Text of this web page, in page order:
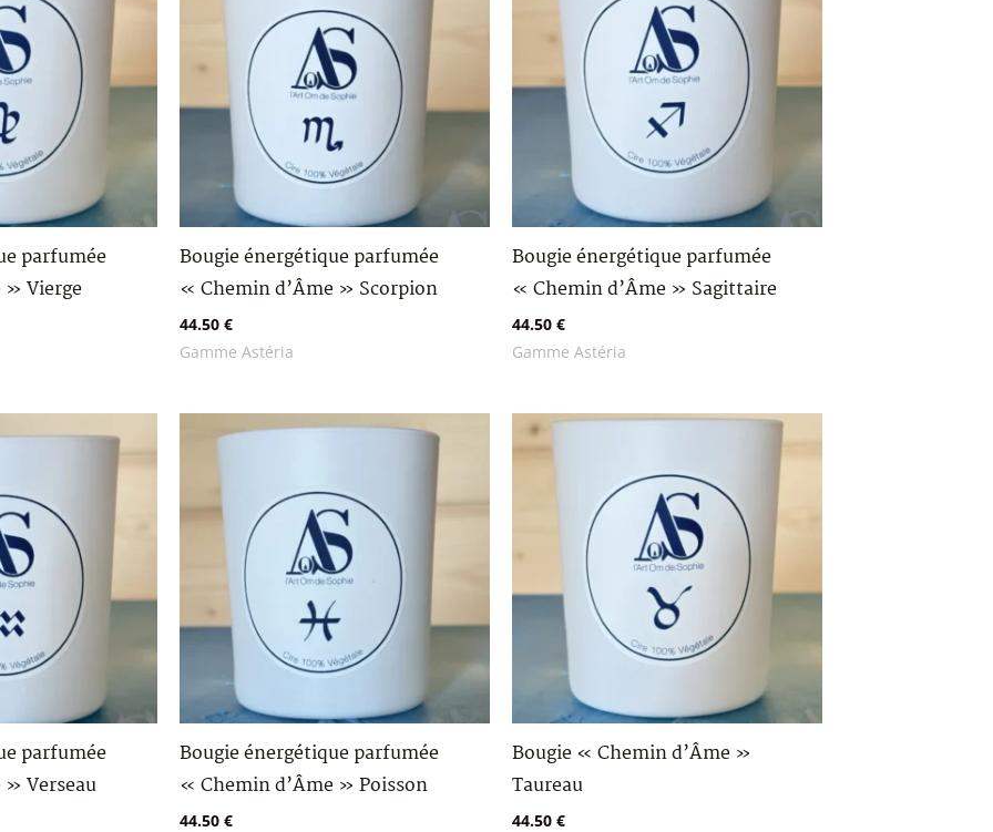
parfumée
» Vierge
Bougie énergétique parfumée
« Chemin d’Âme » Scorpion
44.50 €
Gamme Astéria
Bougie énergétique parfumée
« Chemin d’Âme » Sagittaire
44.50 €
Gamme Astéria
parfumée
Verseau
Bougie énergétique parfumée
« Chemin d’Âme » Poisson
44.50 €
Bougie « Chemin d’Âme »
Taureau
44.50 €